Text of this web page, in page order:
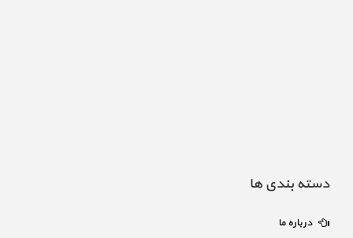
دسته بندی ها
درباره ما